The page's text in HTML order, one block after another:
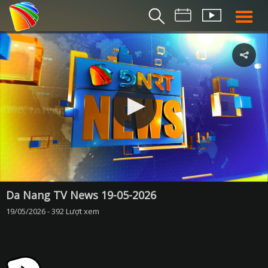
THỜI
BẢN TIN
THỜI SỰ
THỜI SỰ
DA NANG TV
BẢN TIN MIỀN
BẢN TIN
Da Nang TV News 19-05-2026
19/05/2026 - 392 Lượt xem